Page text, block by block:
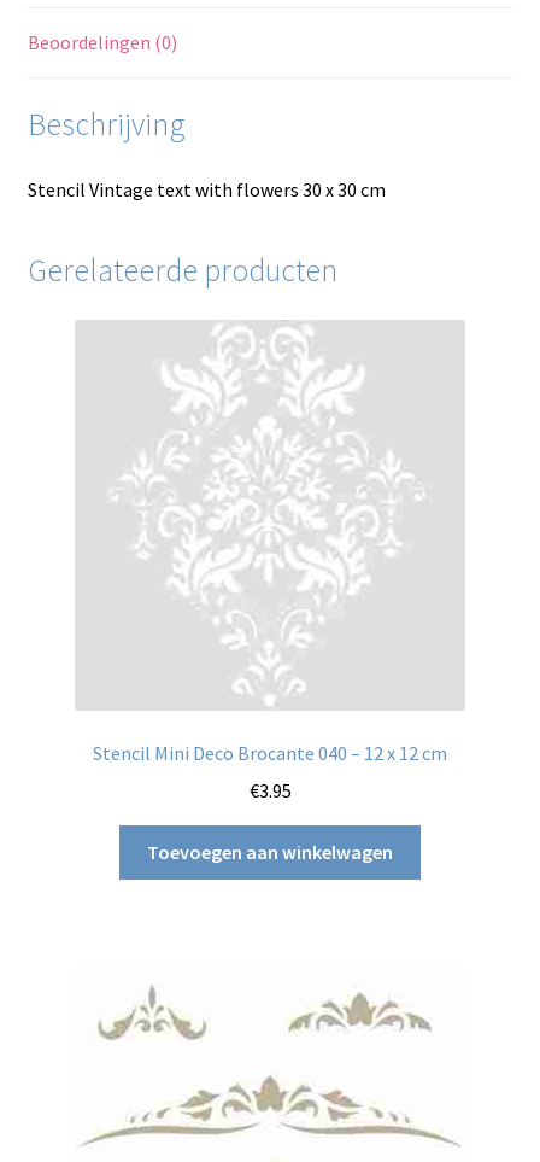
Beoordelingen (0)
Beschrijving
Stencil Vintage text with flowers 30 x 30 cm
Gerelateerde producten
Stencil Mini Deco Brocante 040 – 12 x 12 cm
€3.95
Toevoegen aan winkelwagen